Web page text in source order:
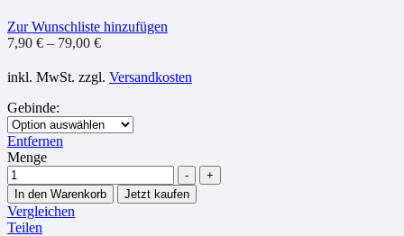
Zur Wunschliste hinzufügen
7,90 € – 79,00 €
inkl. MwSt. zzgl. Versandkosten
Gebinde:
Entfernen
Menge
-
+
In den Warenkorb
Jetzt kaufen
Vergleichen
Teilen